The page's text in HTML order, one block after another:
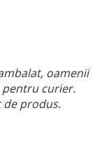
oamenii
pentru curier.
de produs.